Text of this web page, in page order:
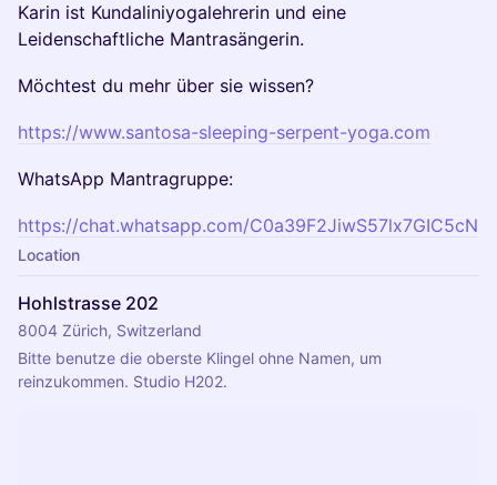
​Karin ist Kundaliniyogalehrerin und eine
Leidenschaftliche Mantrasängerin.
​Möchtest du mehr über sie wissen?
https://www.santosa-sleeping-serpent-yoga.com
​WhatsApp Mantragruppe:
https://chat.whatsapp.com/C0a39F2JiwS57lx7GIC5cN
Location
Hohlstrasse 202
8004 Zürich, Switzerland
Bitte benutze die oberste Klingel ohne Namen, um
reinzukommen. Studio H202.